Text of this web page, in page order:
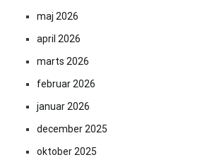
maj 2026
april 2026
marts 2026
februar 2026
januar 2026
december 2025
oktober 2025